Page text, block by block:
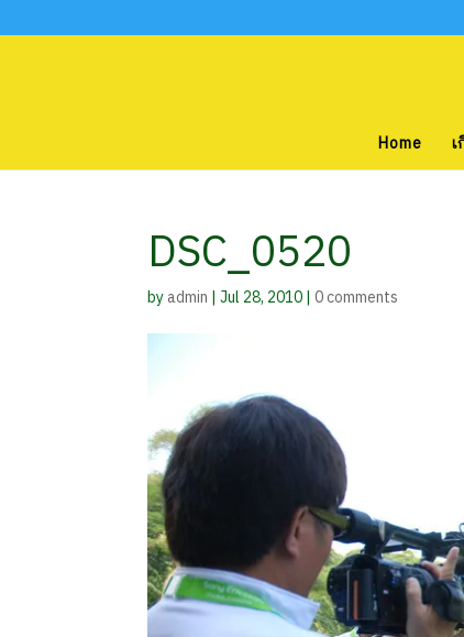
Home
DSC_0520
byadmin |Jul 28, 2010|0 comments